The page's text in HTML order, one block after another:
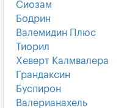
Сиозам
Бодрин
Валемидин Плюс
Тиорил
Хеверт Калмвалера
Грандаксин
Буспирон
Валерианахель